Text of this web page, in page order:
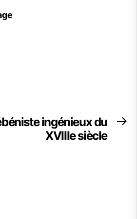
ingénieux du
XVIIIe siècle